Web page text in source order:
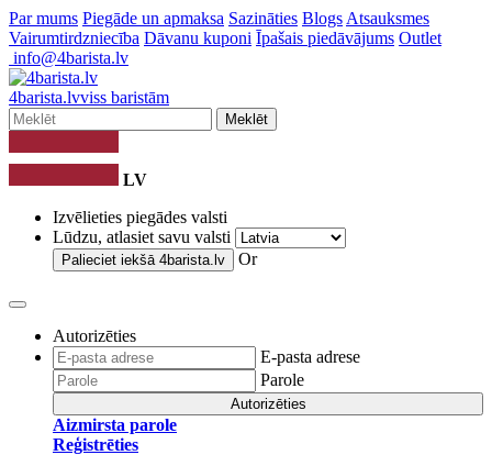
Par mums Piegāde un apmaksa Sazināties Blogs Atsauksmes
Vairumtirdzniecība Dāvanu kuponi Īpašais piedāvājums Outlet
info@4barista.lv
4barista.lvviss baristām
Meklēt
LV
Izvēlieties piegādes valsti
Lūdzu, atlasiet savu valsti
Palieciet iekšā 4barista.lv Or
Autorizēties
E-pasta adrese
Parole
Autorizēties
Aizmirsta parole
Reģistrēties